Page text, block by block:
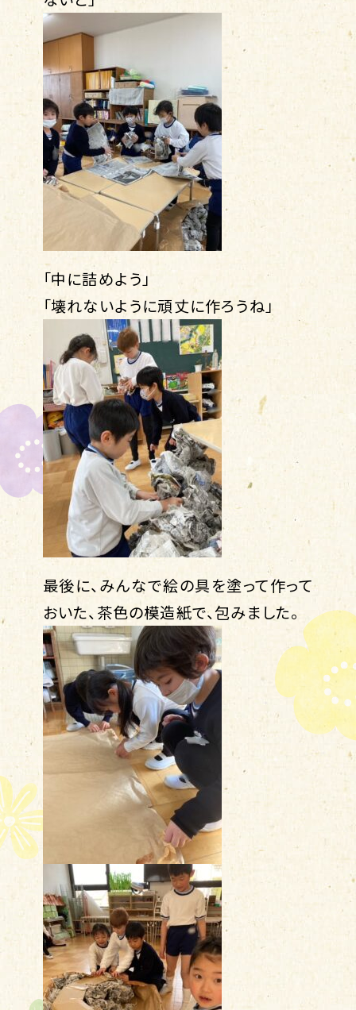
「中に詰めよう」
「壊れないように頑丈に作ろうね」
最後に、みんなで絵の具を塗って作って
おいた、茶色の模造紙で、包みました。